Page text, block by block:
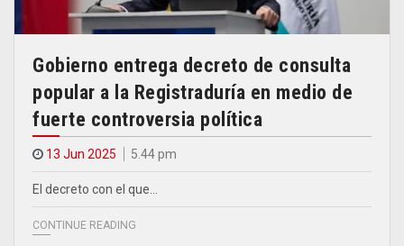
Gobierno entrega decreto de consulta
popular a la Registraduría en medio de
fuerte controversia política
13 Jun 2025 5.44 pm
El decreto con el que…
CONTINUE READING